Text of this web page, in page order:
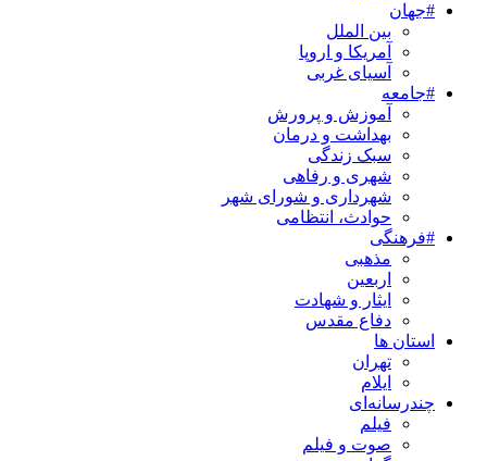
#جهان
بین الملل
آمریکا و اروپا
آسیای غربی
#جامعه
آموزش و پرورش
بهداشت و درمان
سبک زندگی
شهری و رفاهی
شهرداری و شورای شهر
حوادث، انتظامی
#فرهنگی
مذهبی
اربعین
ایثار و شهادت
دفاع مقدس
استان ها
تهران
ایلام
چندرسانه‌ای
فیلم
صوت و فیلم